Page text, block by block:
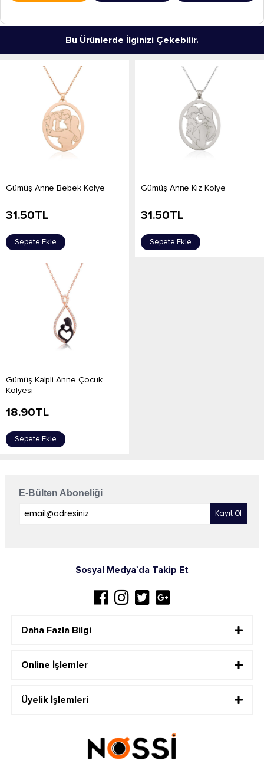
Bu Ürünlerde İlginizi Çekebilir.
​Gümüş Anne Bebek Kolye
31.50TL
Sepete Ekle
​Gümüş Anne Kız Kolye
31.50TL
Sepete Ekle
Gümüş Kalpli Anne Çocuk
Kolyesi
18.90TL
Sepete Ekle
E-Bülten Aboneliği
Sosyal Medya`da Takip Et
Daha Fazla Bilgi
Online İşlemler
Üyelik İşlemleri